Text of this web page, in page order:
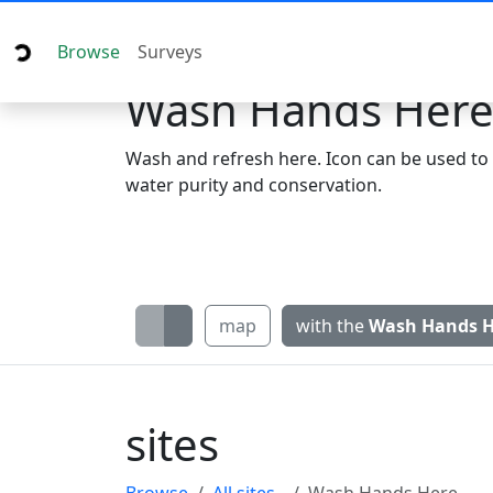
Browse Surveys
Wash Hands Here
Wash and refresh here. Icon can be used
water purity and conservation.
map with theWash Hands
sites